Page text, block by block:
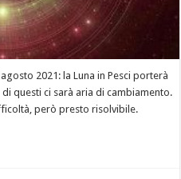
2021: la Luna in Pesci porterà
questi ci sarà aria di cambiamento.
però presto risolvibile.